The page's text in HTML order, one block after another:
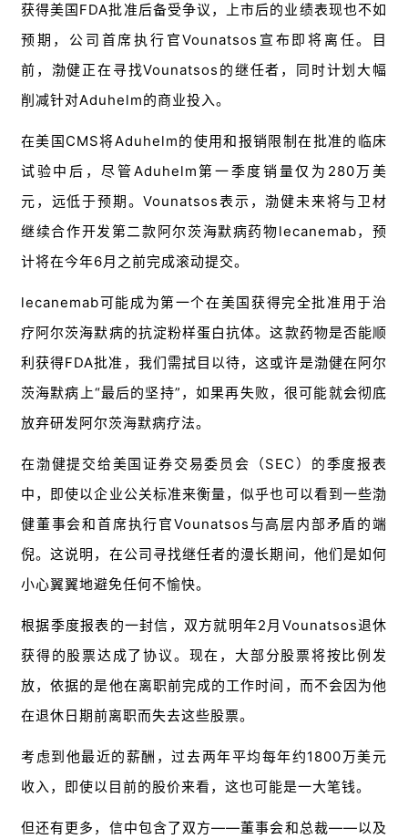
获得美国FDA批准后备受争议，上市后的业绩表现也不如
预期，公司首席执行官Vounatsos宣布即将离任。目
前，渤健正在寻找Vounatsos的继任者，同时计划大幅
削减针对Aduhelm的商业投入。
在美国CMS将Aduhelm的使用和报销限制在批准的临床
试验中后，尽管Aduhelm第一季度销量仅为280万美
元，远低于预期。Vounatsos表示，渤健未来将与卫材
继续合作开发第二款阿尔茨海默病药物lecanemab，预
计将在今年6月之前完成滚动提交。
lecanemab可能成为第一个在美国获得完全批准用于治
疗阿尔茨海默病的抗淀粉样蛋白抗体。这款药物是否能顺
利获得FDA批准，我们需拭目以待，这或许是渤健在阿尔
茨海默病上“最后的坚持”，如果再失败，很可能就会彻底
放弃研发阿尔茨海默病疗法。
在渤健提交给美国证券交易委员会（SEC）的季度报表
中，即使以企业公关标准来衡量，似乎也可以看到一些渤
健董事会和首席执行官Vounatsos与高层内部矛盾的端
倪。这说明，在公司寻找继任者的漫长期间，他们是如何
小心翼翼地避免任何不愉快。
根据季度报表的一封信，双方就明年2月Vounatsos退休
获得的股票达成了协议。现在，大部分股票将按比例发
放，依据的是他在离职前完成的工作时间，而不会因为他
在退休日期前离职而失去这些股票。
考虑到他最近的薪酬，过去两年平均每年约1800万美元
收入，即使以目前的股价来看，这也可能是一大笔钱。
但还有更多，信中包含了双方——董事会和总裁——以及